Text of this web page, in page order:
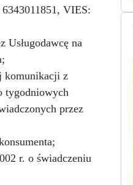
VIES:
Usługodawcę na
komunikacji z
tygodniowych
przez
r. o świadczeniu